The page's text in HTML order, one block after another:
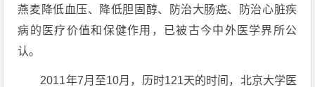
燕麦降低血压、降低胆固醇、防治大肠癌、防治心脏疾
病的医疗价值和保健作用，已被古今中外医学界所公
认。
2011年7月至10月，历时121天的时间，北京大学医